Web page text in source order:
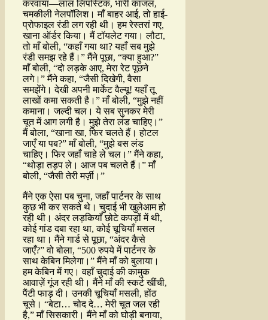
करवाया—लाल लिपस्टिक, भारी काजल,
चमकीली नेलपॉलिश। माँ बाहर आई, तो हाई-
प्रोफाइल रंडी लग रही थी। हम रेस्तरां गए,
खाना ऑर्डर किया। मैं टॉयलेट गया। लौटा,
तो माँ बोली, “कहाँ गया था? यहाँ सब मुझे
रंडी समझ रहे हैं।” मैंने पूछा, “क्या हुआ?”
माँ बोली, “दो लड़के आए, मेरा रेट पूछने
लगे।” मैंने कहा, “जैसी दिखेगी, वैसा
समझेंगे। देखी अपनी मार्केट वैल्यू! यहाँ तू
लाखों कमा सकती है।” माँ बोली, “मुझे नहीं
कमाना। जल्दी चल। ये सब सुनकर मेरी
चूत में आग लगी है। मुझे तेरा लंड चाहिए।”
मैं बोला, “खाना खा, फिर चलते हैं। होटल
जाएँ या पब?” माँ बोली, “मुझे बस लंड
चाहिए। फिर जहाँ चाहे ले चल।” मैंने कहा,
“थोड़ा तड़प ले। आज पब चलते हैं।” माँ
बोली, “जैसी तेरी मर्ज़ी।”
मैंने एक ऐसा पब चुना, जहाँ पार्टनर के साथ
कुछ भी कर सकते थे। चुदाई भी खुलेआम हो
रही थी। अंदर लड़कियाँ छोटे कपड़ों में थी,
कोई गांड दबा रहा था, कोई चूचियाँ मसल
रहा था। मैंने गार्ड से पूछा, “अंदर कैसे
जाएँ?” वो बोला, “500 रुपये में पार्टनर के
साथ केबिन मिलेगा।” मैंने माँ को बुलाया।
हम केबिन में गए। वहाँ चुदाई की कामुक
आवाज़ें गूंज रही थी। मैंने माँ की स्कर्ट खींची,
पैंटी फाड़ दी। उनकी चूचियाँ मसली, होंठ
चूसे। “बेटा… चोद दे… मेरी चूत जल रही
है,” माँ सिसकारी। मैंने माँ को घोड़ी बनाया,